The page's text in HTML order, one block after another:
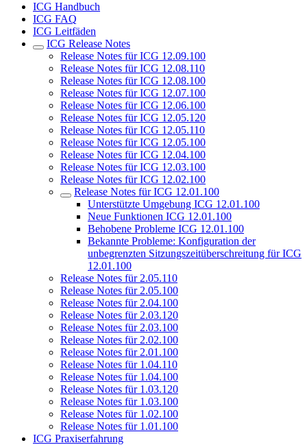
ICG Handbuch
ICG FAQ
ICG Leitfäden
ICG Release Notes
Release Notes für ICG 12.09.100
Release Notes für ICG 12.08.110
Release Notes für ICG 12.08.100
Release Notes für ICG 12.07.100
Release Notes für ICG 12.06.100
Release Notes für ICG 12.05.120
Release Notes für ICG 12.05.110
Release Notes für ICG 12.05.100
Release Notes für ICG 12.04.100
Release Notes für ICG 12.03.100
Release Notes für ICG 12.02.100
Release Notes für ICG 12.01.100
Unterstützte Umgebung ICG 12.01.100
Neue Funktionen ICG 12.01.100
Behobene Probleme ICG 12.01.100
Bekannte Probleme: Konfiguration der
unbegrenzten Sitzungszeitüberschreitung für ICG
12.01.100
Release Notes für 2.05.110
Release Notes für 2.05.100
Release Notes für 2.04.100
Release Notes für 2.03.120
Release Notes für 2.03.100
Release Notes für 2.02.100
Release Notes für 2.01.100
Release Notes für 1.04.110
Release Notes für 1.04.100
Release Notes für 1.03.120
Release Notes für 1.03.100
Release Notes für 1.02.100
Release Notes für 1.01.100
ICG Praxiserfahrung